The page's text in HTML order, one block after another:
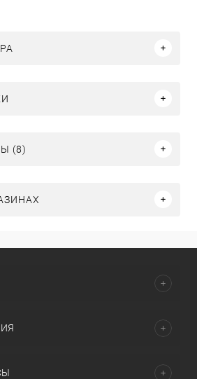
(8)